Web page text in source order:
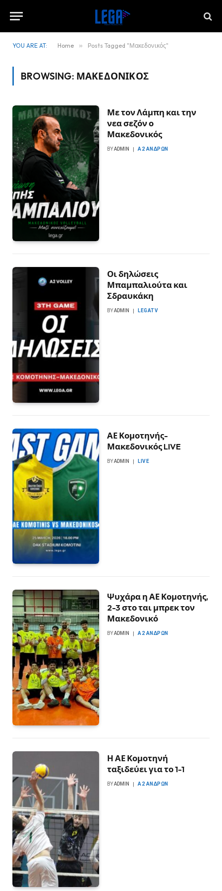
YOU ARE AT: Home » Posts Tagged "Μακεδονικός"
BROWSING: ΜΑΚΕΔΟΝΙΚΌΣ
Με τον Λάμπη και την
νεα σεζόν ο
Μακεδονικός
BYADMIN Α2 ΑΝΔΡΏΝ
Οι δηλώσεις
Μπαμπαλιούτα και
Σδραυκάκη
BYADMIN LEGATV
ΑΕ Κομοτηνής-
Μακεδονικός LIVE
BYADMIN LIVE
Ψυχάρα η ΑΕ Κομοτηνής,
2-3 στο ται μπρεκ τον
Μακεδονικό
BYADMIN Α2 ΑΝΔΡΏΝ
Η ΑΕ Κομοτηνή
ταξιδεύει για το 1-1
BYADMIN Α2 ΑΝΔΡΏΝ